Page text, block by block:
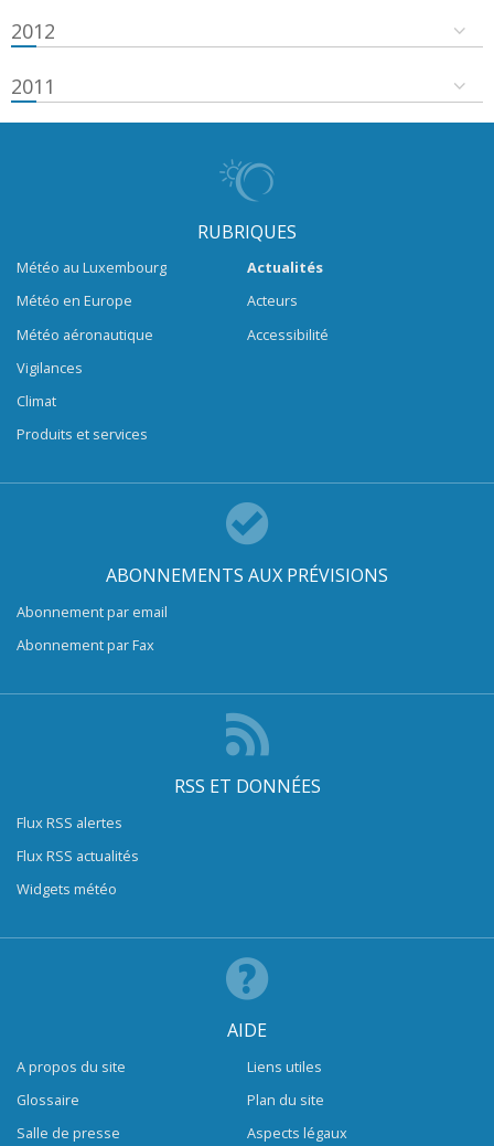
2012
2011
RUBRIQUES
Météo au Luxembourg
Météo en Europe
Météo aéronautique
Vigilances
Climat
Produits et services
Actualités
Acteurs
Accessibilité
ABONNEMENTS AUX PRÉVISIONS
Abonnement par email
Abonnement par Fax
RSS ET DONNÉES
Flux RSS alertes
Flux RSS actualités
Widgets météo
AIDE
A propos du site
Glossaire
Salle de presse
Liens utiles
Plan du site
Aspects légaux